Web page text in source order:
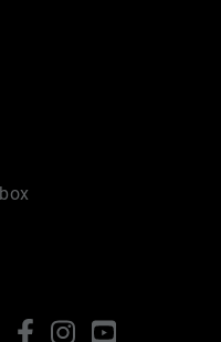
FacebookInstagramYouTube